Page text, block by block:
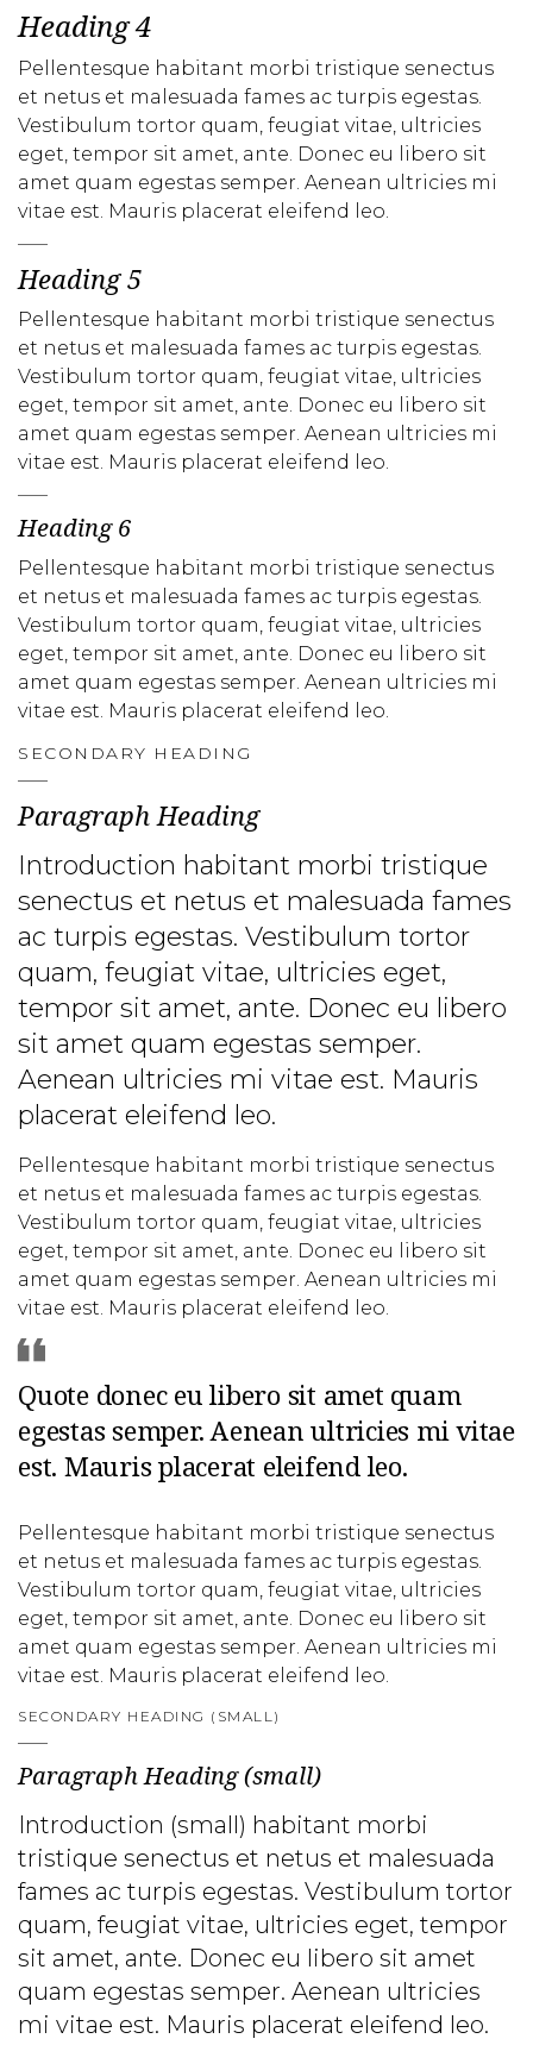
Heading 4
Pellentesque habitant morbi tristique senectus
et netus et malesuada fames ac turpis egestas.
Vestibulum tortor quam, feugiat vitae, ultricies
eget, tempor sit amet, ante. Donec eu libero sit
amet quam egestas semper. Aenean ultricies mi
vitae est. Mauris placerat eleifend leo.
Heading 5
Pellentesque habitant morbi tristique senectus
et netus et malesuada fames ac turpis egestas.
Vestibulum tortor quam, feugiat vitae, ultricies
eget, tempor sit amet, ante. Donec eu libero sit
amet quam egestas semper. Aenean ultricies mi
vitae est. Mauris placerat eleifend leo.
Heading 6
Pellentesque habitant morbi tristique senectus
et netus et malesuada fames ac turpis egestas.
Vestibulum tortor quam, feugiat vitae, ultricies
eget, tempor sit amet, ante. Donec eu libero sit
amet quam egestas semper. Aenean ultricies mi
vitae est. Mauris placerat eleifend leo.
SECONDARY HEADING
Paragraph Heading
Introduction habitant morbi tristique
senectus et netus et malesuada fames
ac turpis egestas. Vestibulum tortor
quam, feugiat vitae, ultricies eget,
tempor sit amet, ante. Donec eu libero
sit amet quam egestas semper.
Aenean ultricies mi vitae est. Mauris
placerat eleifend leo.
Pellentesque habitant morbi tristique senectus
et netus et malesuada fames ac turpis egestas.
Vestibulum tortor quam, feugiat vitae, ultricies
eget, tempor sit amet, ante. Donec eu libero sit
amet quam egestas semper. Aenean ultricies mi
vitae est. Mauris placerat eleifend leo.
Quote donec eu libero sit amet quam
egestas semper. Aenean ultricies mi vitae
est. Mauris placerat eleifend leo.
Pellentesque habitant morbi tristique senectus
et netus et malesuada fames ac turpis egestas.
Vestibulum tortor quam, feugiat vitae, ultricies
eget, tempor sit amet, ante. Donec eu libero sit
amet quam egestas semper. Aenean ultricies mi
vitae est. Mauris placerat eleifend leo.
SECONDARY HEADING (SMALL)
Paragraph Heading (small)
Introduction (small) habitant morbi
tristique senectus et netus et malesuada
fames ac turpis egestas. Vestibulum tortor
quam, feugiat vitae, ultricies eget, tempor
sit amet, ante. Donec eu libero sit amet
quam egestas semper. Aenean ultricies
mi vitae est. Mauris placerat eleifend leo.